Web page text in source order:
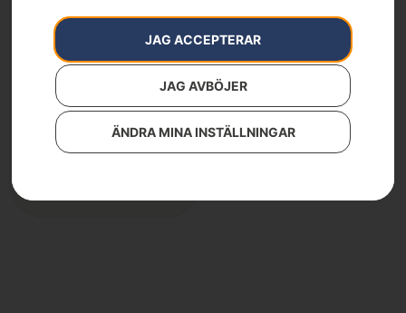
JAG ACCEPTERAR
JAG AVBÖJER
ÄNDRA MINA INSTÄLLNINGAR
Kit, släpskor och stålskrapa